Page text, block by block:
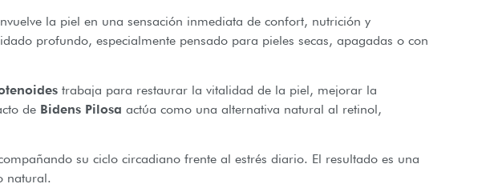
la piel en una sensación inmediata de confort, nutrición y
profundo, especialmente pensado para pieles secas, apagadas o con
trabaja para restaurar la vitalidad de la piel, mejorar la
de Bidens Pilosa actúa como una alternativa natural al retinol,
su ciclo circadiano frente al estrés diario. El resultado es una
natural.